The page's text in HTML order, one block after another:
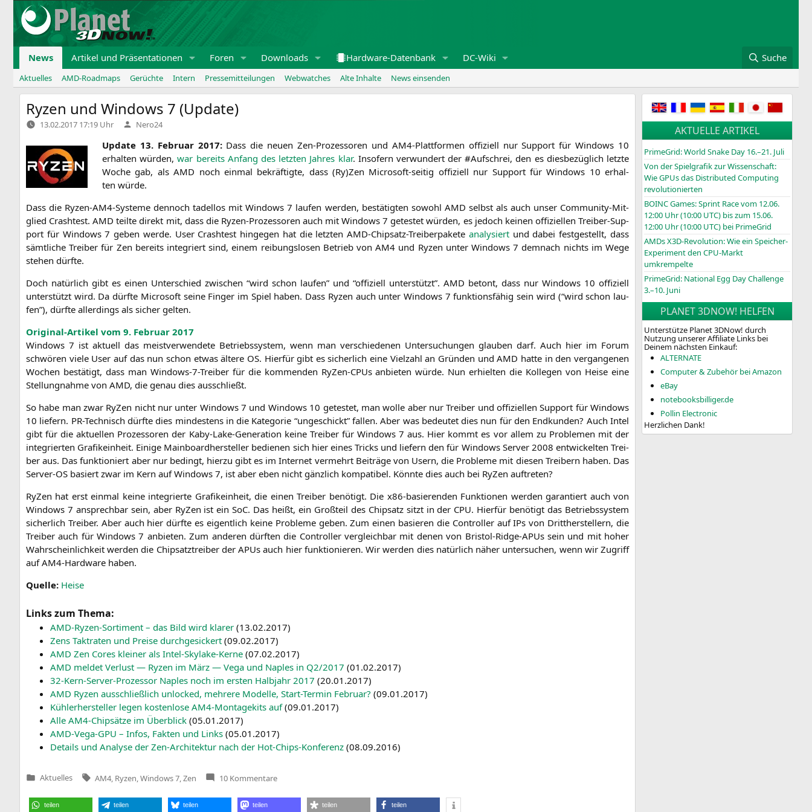
Zum
Inhalt
springen
News Artikel und Präsentationen Foren Downloads Hardware-Datenbank DC-Wiki Suche
Aktuelles AMD-Roadmaps Gerüchte Intern Pressemitteilungen Webwatches Alte Inhalte News einsenden
Ryzen und Windows 7 (Update)
13.02.2017 17:19 Uhr Verfasst
von
Nero24
Update 13. Febru­ar 2017:Dass die neu­en Zen-Pro­zes­so­ren und AM4-Platt­for­men offi­zi­ell nur Sup­port für Win­dows 10
erhal­ten wür­den,war bereits Anfang des letz­ten Jah­res klar. Inso­fern ver­wun­dert der #Auf­schrei, den es dies­be­züg­lich letz­te
Woche gab, alsAMD noch ein­mal bekräf­tig­te, dass (Ry)Zen Micro­soft-sei­tig offi­zi­ell nur Sup­port für Win­dows 10 erhal­
ten würde.
Dass die Ryzen-AM4-Sys­te­me den­noch tadel­los mit Win­dows 7 lau­fen wer­den, bestä­tig­ten sowohl AMD selbst als auch unser Com­mu­ni­ty-Mit­
glied Crash­test.AMD teil­te direkt mit, dass die Ryzen-Pro­zes­so­ren auch mit Win­dows 7 getes­tet wür­den, es jedoch kei­nen offi­zi­el­len Trei­ber-Sup­
port für Win­dows 7 geben wer­de. User Crash­test hin­ge­gen hat die letz­ten AMD-Chip­satz-Trei­ber­pa­ke­te ana­ly­siertund dabei fest­ge­stellt, dass
sämt­li­che Trei­ber für Zen bereits inte­griert sind, einem rei­bungs­lo­sen Betrieb vonAM4 und Ryzen unter Win­dows 7 dem­nach nichts im Wege
ste­hen dürfte.
Doch natür­lich gibt es einen Unter­schied zwi­schen “wird schon lau­fen” und “offi­zi­ell unter­stützt”. AMD betont, dass nur Win­dows 10 offi­zi­ell
unter­stützt wird. Da dürf­te Micro­soft sei­ne Fin­ger im Spiel haben. Dass Ryzen auch unter Win­dows 7 funk­ti­ons­fä­hig sein wird (“wird schon lau­
fen”), dürf­te aller­dings als sicher gelten.
Ori­gi­nal-Arti­kel vom 9. Febru­ar 2017
Win­dows 7 ist aktu­ell das meist­ver­wen­de­te Betriebs­sys­tem, wenn man ver­schie­de­nen Unter­su­chun­gen glau­ben darf. Auch hier im Forum
schwö­ren vie­le User auf das nun schon etwas älte­re OS. Hier­für gibt es sicher­lich eine Viel­zahl an Grün­den undAMD hat­te in den ver­gan­ge­nen
Wochen bestä­tigt, dass man Win­dows-7-Trei­ber für die kom­men­den RyZen-CPUs anbie­ten wür­de. Nun erhiel­ten die Kol­le­gen von Hei­se eine
Stel­lung­nah­me von AMD, die genau dies ausschließt.
So habe man zwar RyZen nicht nur unter Win­dows 7 und Win­dows 10 getes­tet, man wol­le aber nur Trei­ber und offi­zi­el­len Sup­port für Win­dows
10 lie­fern. PR-Tech­nisch dürf­te dies min­des­tens in die Kate­go­rie “unge­schickt” fal­len. Aber was bedeu­tet dies nun für den End­kun­den? Auch Intel
gibt für die aktu­el­len Pro­zes­so­ren der Kaby-Lake-Gene­ra­ti­on kei­ne Trei­ber für Win­dows 7 aus. Hier kommt es vor allem zu Pro­ble­men mit der
inte­grier­ten Gra­fik­ein­heit. Eini­ge Main­board­her­stel­ler bedie­nen sich hier eines Tricks und lie­fern den für Win­dows Ser­ver 2008 ent­wi­ckel­ten Trei­
ber aus. Das funk­tio­niert aber nur bedingt, hier­zu gibt es im Inter­net ver­mehrt Bei­trä­ge von Usern, die Pro­ble­me mit die­sen Trei­bern haben. Das
Ser­ver-OS basiert zwar im Kern auf Win­dows 7, ist aber eben nicht gänz­lich kom­pa­ti­bel. Könn­te dies auch bei RyZen auftreten?
RyZen hat erst ein­mal kei­ne inte­grier­te Gra­fik­ein­heit, die einen Trei­ber benö­tigt. Die x86-basie­ren­den Funk­tio­nen wer­den garan­tiert auch von
Win­dows 7 ansprech­bar sein, aber RyZen ist ein SoC. Das heißt, ein Groß­teil des Chip­satz sitzt in der CPU. Hier­für benö­tigt das Betriebs­sys­tem
sicher­lich Trei­ber. Aber auch hier dürf­te es eigent­lich kei­ne Pro­ble­me geben. Zum einen basie­ren die Con­trol­ler auf IPs von Dritt­her­stel­lern, die
Trei­ber auch für Win­dows 7 anbie­ten. Zum ande­ren dürf­ten die Con­trol­ler ver­gleich­bar mit denen von Bris­tol-Ridge-APUs sein und mit hoher
Wahr­schein­lich­keit wer­den die Chip­satz­trei­ber der APUs auch hier funk­tio­nie­ren. Wir wer­den dies natür­lich näher unter­su­chen, wenn wir Zugriff
auf AM4-Hard­ware haben.
Quel­le: Hei­se
Links zum Thema:
AMD-Ryzen-Sor­ti­ment – das Bild wird kla­rer (13.02.2017)
Zens Takt­ra­ten und Prei­se durch­ge­si­ckert (09.02.2017)
AMD Zen Cores klei­ner als Intel-Sky­la­ke-Ker­ne (07.02.2017)
AMD mel­det Ver­lust — Ryzen im März — Vega und Nap­les in Q2/2017 (01.02.2017)
32-Kern-Ser­ver-Pro­zes­sor Nap­les noch im ers­ten Halb­jahr 2017 (20.01.2017)
AMD Ryzen aus­schließ­lich unlo­cked, meh­re­re Model­le, Start-Ter­min Febru­ar? (09.01.2017)
Küh­ler­her­stel­ler legen kos­ten­lo­se AM4-Mon­ta­ge­kits auf(09.01.2017)
Alle AM4-Chip­sät­ze im Über­blick (05.01.2017)
AMD-Vega-GPU – Infos, Fak­ten und Links (05.01.2017)
Details und Ana­ly­se der Zen-Archi­tek­tur nach der Hot-Chips-Kon­fe­renz (08.09.2016)
Veröffentlicht
Aktuelles Tags:
AM4 Ryzen Windows 7 Zen 10 Kommentarezu
Ryzen
teilen teilen teilen teilen teilen teilen
AKTUELLE ARTIKEL
PrimeGrid: World Snake Day 16.–21. Juli
Von der Spielgrafik zur Wissenschaft:
Wie GPUs das Distributed Computing
revolutionierten
BOINCGames: Sprint Race vom 12.06.
12:00 Uhr (10:00 UTC) bis zum 15.06.
12:00 Uhr (10:00 UTC) bei PrimeGrid
AMDs X3D-Revolution: Wie ein Speicher-
Experiment den CPU-Markt
umkrempelte
PrimeGrid: National Egg Day Challenge
3.–10. Juni
PLANET 3DNOW! HELFEN
Unterstütze Planet 3DNow! durch
Nutzung unserer Affiliate Links bei
Deinem nächsten Einkauf:
ALTERNATE
Computer & Zubehör bei Amazon
eBay
notebooksbilliger.de
Pollin Electronic
Herzlichen Dank!